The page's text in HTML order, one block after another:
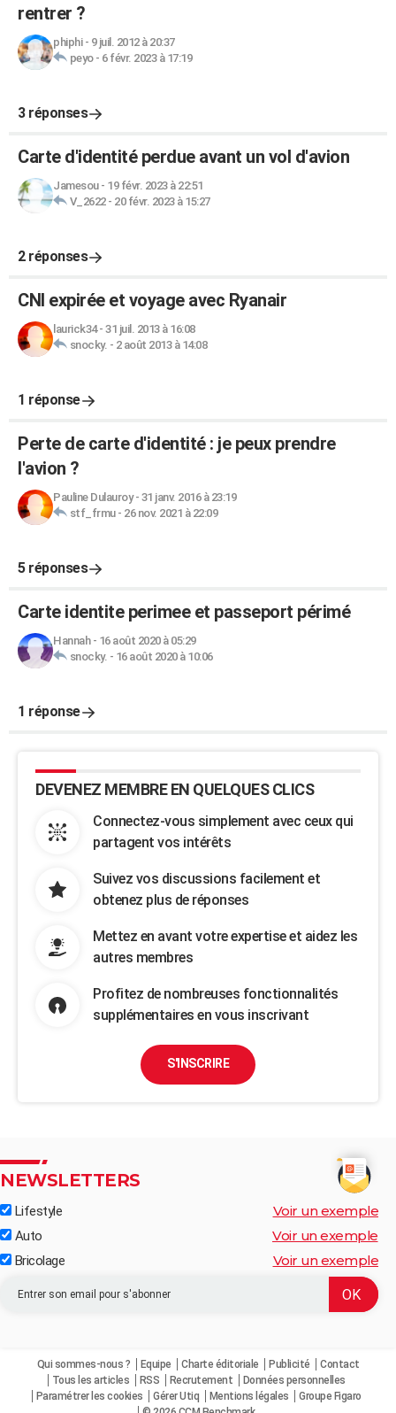
rentrer ?
phiphi- 9 juil. 2012 à 20:37
peyo- 6 févr. 2023 à 17:19
3 réponses
Carte d'identité perdue avant un vol d'avion
Jamesou- 19 févr. 2023 à 22:51
V_2622- 20 févr. 2023 à 15:27
2 réponses
CNI expirée et voyage avec Ryanair
laurick34- 31 juil. 2013 à 16:08
snocky. - 2 août 2013 à 14:08
1 réponse
Perte de carte d'identité : je peux prendre
l'avion ?
Pauline Dulauroy- 31 janv. 2016 à 23:19
stf_frmu- 26 nov. 2021 à 22:09
5 réponses
Carte identite perimee et passeport périmé
Hannah- 16 août 2020 à 05:29
snocky. - 16 août 2020 à 10:06
1 réponse
DEVENEZ MEMBRE EN QUELQUES CLICS
Connectez-vous simplement avec ceux qui
partagent vos intérêts
Suivez vos discussions facilement et
obtenez plus de réponses
Mettez en avant votre expertise et aidez les
autres membres
Profitez de nombreuses fonctionnalités
supplémentaires en vous inscrivant
S'INSCRIRE
NEWSLETTERS
Lifestyle Voir un exemple
Auto Voir un exemple
Bricolage Voir un exemple
Qui sommes-nous ? Equipe Charte éditoriale Publicité
Contact
Tous les articles
RSS Recrutement
Données personnelles
Paramétrer les cookies
Gérer Utiq Mentions légales
Groupe Figaro